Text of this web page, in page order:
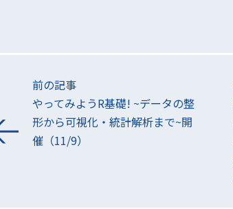
前の記事
やってみようR基礎! ~データの整
形から可視化・統計解析まで~開
催（11/9）